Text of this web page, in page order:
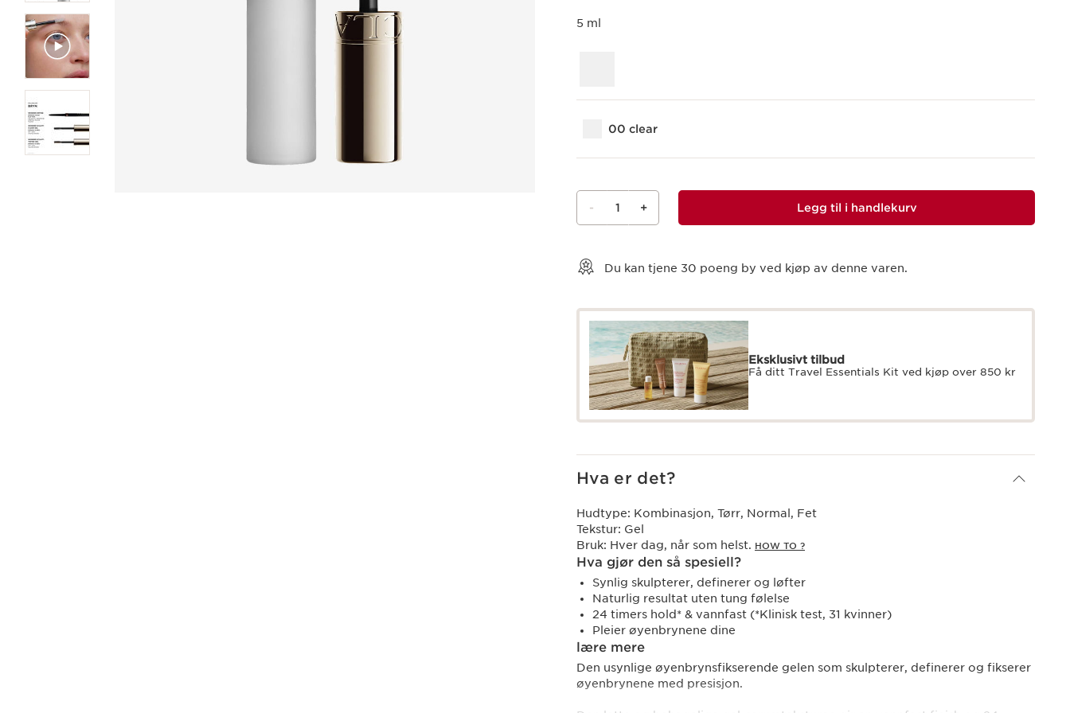
5 ml
00 clear
- 1 + Legg til i handlekurv
Du kan tjene 30 poeng by ved kjøp av denne varen.
Eksklusivt tilbud
Få ditt Travel Essentials Kit ved kjøp over 850 kr
Hva er det?
Hudtype: Kombinasjon, Tørr, Normal, Fet
Tekstur: Gel
Bruk: Hver dag, når som helst. HOW TO ?
Hva gjør den så spesiell?
Synlig skulpterer, definerer og løfter
Naturlig resultat uten tung følelse
24 timers hold* & vannfast (*Klinisk test, 31 kvinner)
Pleier øyenbrynene dine
lære mere
Den usynlige øyenbrynsfikserende gelen som skulpterer, definerer og fikserer
øyenbrynene med presisjon.